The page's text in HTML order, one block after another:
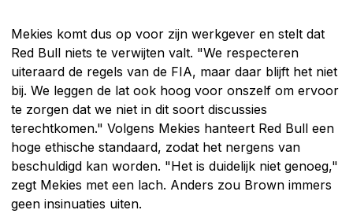
Mekies komt dus op voor zijn werkgever en stelt dat
Red Bull niets te verwijten valt. "We respecteren
uiteraard de regels van de FIA, maar daar blijft het niet
bij. We leggen de lat ook hoog voor onszelf om ervoor
te zorgen dat we niet in dit soort discussies
terechtkomen." Volgens Mekies hanteert Red Bull een
hoge ethische standaard, zodat het nergens van
beschuldigd kan worden. "Het is duidelijk niet genoeg,"
zegt Mekies met een lach. Anders zou Brown immers
geen insinuaties uiten.